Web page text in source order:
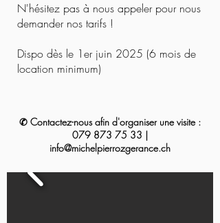
N'hésitez pas à nous appeler pour nous
demander nos tarifs !
Dispo dès le 1er juin 2025 (6 mois de
location minimum)
✆ Contactez-nous afin d'organiser une visite :
079 873 75 33 |
info@michelpierrozgerance.ch